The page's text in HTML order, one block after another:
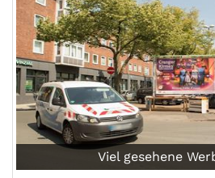
Viel gesehene